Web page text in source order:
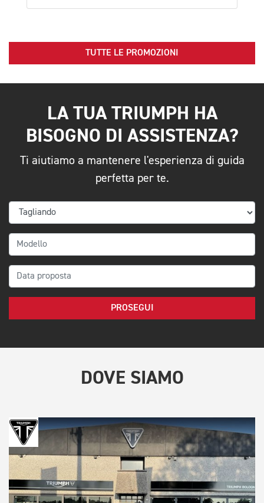
TUTTE LE PROMOZIONI
LA TUA TRIUMPH HA
BISOGNO DI ASSISTENZA?
Ti aiutiamo a mantenere l'esperienza di guida
perfetta per te.
PROSEGUI
DOVE SIAMO